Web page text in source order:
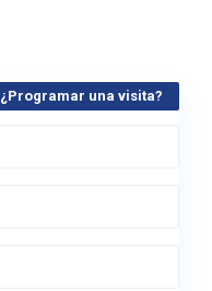
¿Programar una visita?